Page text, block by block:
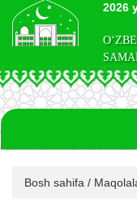
2026
Bosh sahifa /